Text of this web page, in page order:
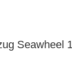
Seawheel